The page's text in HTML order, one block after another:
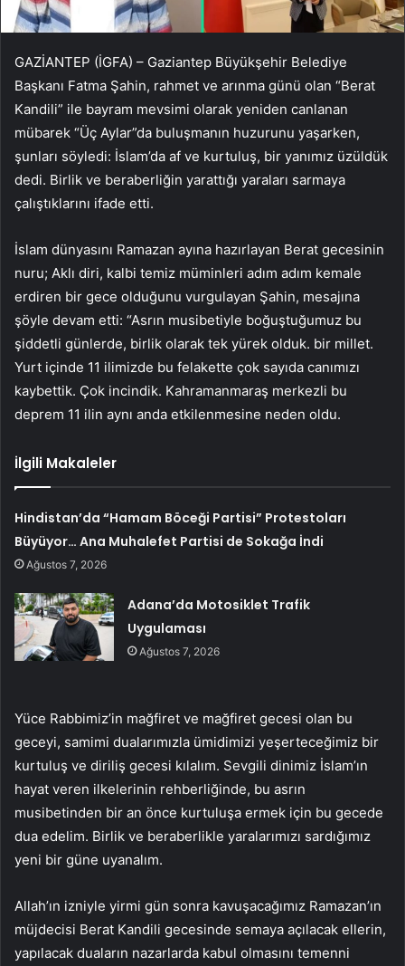
GAZİANTEP (İGFA) – Gaziantep Büyükşehir Belediye
Başkanı Fatma Şahin, rahmet ve arınma günü olan “Berat
Kandili” ile bayram mevsimi olarak yeniden canlanan
mübarek “Üç Aylar”da buluşmanın huzurunu yaşarken,
şunları söyledi: İslam’da af ve kurtuluş, bir yanımız üzüldük
dedi. Birlik ve beraberliğin yarattığı yaraları sarmaya
çalıştıklarını ifade etti.
İslam dünyasını Ramazan ayına hazırlayan Berat gecesinin
nuru; Aklı diri, kalbi temiz müminleri adım adım kemale
erdiren bir gece olduğunu vurgulayan Şahin, mesajına
şöyle devam etti: “Asrın musibetiyle boğuştuğumuz bu
şiddetli günlerde, birlik olarak tek yürek olduk. bir millet.
Yurt içinde 11 ilimizde bu felakette çok sayıda canımızı
kaybettik. Çok incindik. Kahramanmaraş merkezli bu
deprem 11 ilin aynı anda etkilenmesine neden oldu.
İlgili Makaleler
Hindistan’da “Hamam Böceği Partisi” Protestoları
Büyüyor… Ana Muhalefet Partisi de Sokağa İndi
Ağustos 7, 2026
Adana’da Motosiklet Trafik
Uygulaması
Ağustos 7, 2026
Yüce Rabbimiz’in mağfiret ve mağfiret gecesi olan bu
geceyi, samimi dualarımızla ümidimizi yeşerteceğimiz bir
kurtuluş ve diriliş gecesi kılalım. Sevgili dinimiz İslam’ın
hayat veren ilkelerinin rehberliğinde, bu asrın
musibetinden bir an önce kurtuluşa ermek için bu gecede
dua edelim. Birlik ve beraberlikle yaralarımızı sardığımız
yeni bir güne uyanalım.
Allah’ın izniyle yirmi gün sonra kavuşacağımız Ramazan’ın
müjdecisi Berat Kandili gecesinde semaya açılacak ellerin,
yapılacak duaların nazarlarda kabul olmasını temenni